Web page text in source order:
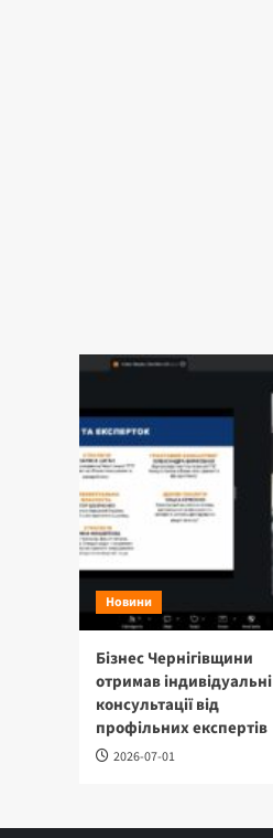
Новини
Бізнес Чернігівщини
отримав індивідуальні
консультації від
профільних експертів
2026-07-01